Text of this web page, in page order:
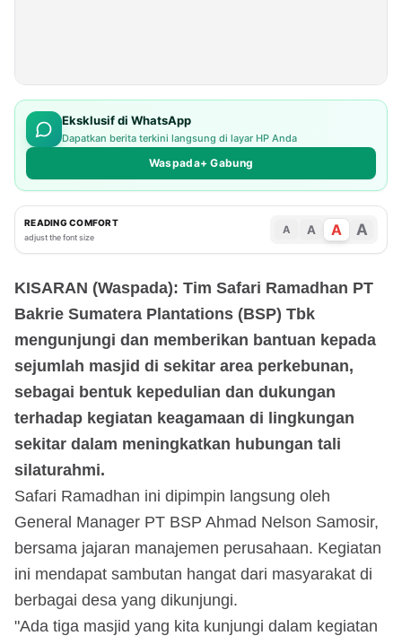
Eksklusif di WhatsApp
Dapatkan berita terkini langsung di layar HP Anda
Waspada+ Gabung
READING COMFORT
adjust the font size
A A A A
KISARAN (Waspada): Tim Safari Ramadhan PT
Bakrie Sumatera Plantations (BSP) Tbk
mengunjungi dan memberikan bantuan kepada
sejumlah masjid di sekitar area perkebunan,
sebagai bentuk kepedulian dan dukungan
terhadap kegiatan keagamaan di lingkungan
sekitar dalam meningkatkan hubungan tali
silaturahmi.
Safari Ramadhan ini dipimpin langsung oleh
General Manager PT BSP Ahmad Nelson Samosir,
bersama jajaran manajemen perusahaan. Kegiatan
ini mendapat sambutan hangat dari masyarakat di
berbagai desa yang dikunjungi.
"Ada tiga masjid yang kita kunjungi dalam kegiatan